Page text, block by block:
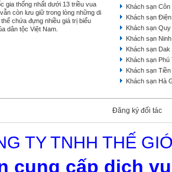
gia thống nhất dưới 13 triều vua
còn lưu giữ trong lòng những di
chứa đựng nhiều giá trị biểu
dân tộc Việt Nam.
Khách sạn
Khách sạn
Khách sạn
Khách sạn
Khách sạn Dak
Khách sạn Phú
Khách sạn
Khách sạn Hà
Đăng ký đối tác
TY TNHH THẾ
cung cấp dịch